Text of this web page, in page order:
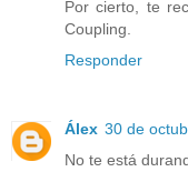
Por cierto, te
Coupling.
Responder
Álex 30 de
No te está